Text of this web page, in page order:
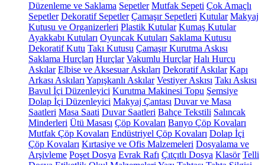
Düzenleme ve Saklama Sepetler Mutfak Sepeti Çok Amaçlı
Sepetler Dekoratif Sepetler Çamaşır Sepetleri Kutular Makyaj
Kutusu ve Organizerleri Plastik Kutular Kumaş Kutular
Ayakkabı Kutuları Oyuncak Kutuları Saklama Kutusu
Dekoratif Kutu Takı Kutusu Çamaşır Kurutma Askısı
Saklama Hurçları Hurçlar Vakumlu Hurçlar Halı Hurcu
Askılar Elbise ve Aksesuar Askıları Dekoratif Askılar Kapı
Arkası Askıları Yapışkanlı Askılar Vestiyer Askısı Takı Askısı
Bavul İçi Düzenleyici Kurutma Makinesi Topu Şemsiye
Dolap İçi Düzenleyici Makyaj Çantası Duvar ve Masa
Saatleri Masa Saati Duvar Saatleri Bahçe Tekstili Salıncak
Minderleri Ütü Masası Çöp Kovaları Banyo Çöp Kovaları
Mutfak Çöp Kovaları Endüstriyel Çöp Kovaları Dolap İçi
Çöp Kovaları Kırtasiye ve Ofis Malzemeleri Dosyalama ve
Arşivleme Poşet Dosya Evrak Rafı Çıtçıtlı Dosya Klasör Telli